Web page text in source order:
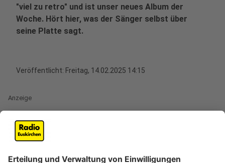
"viel zu retro" und ist unser neues Album der
Woche. Hört hier, was der Sänger selbst über
seine Platte sagt.
Veröffentlicht: Freitag, 14.02.2025 14:15
Anzeige
Mit seinem neuen Album verspricht Joris Musik aus
Phase aus Höhen und Tiefen, die den 35-Jährigen vor